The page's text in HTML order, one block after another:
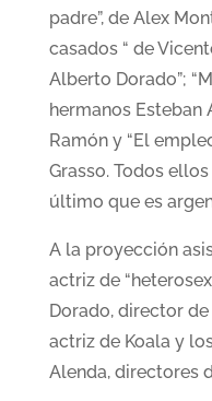
padre”, de Alex
casados “ de
Alberto Dorado”;
hermanos Esteban
Ramón y “El
Grasso. Todos
último que es
A la proyección
actriz de
Dorado, director
actriz de Koala y
Alenda, directores